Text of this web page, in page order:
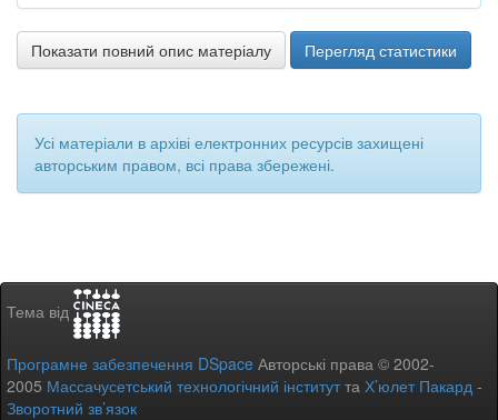
Показати повний опис матеріалу Перегляд статистики
Усі матеріали в архіві електронних ресурсів захищені
авторським правом, всі права збережені.
Тема від
Програмне забезпечення DSpace Авторські права © 2002-
2005 Массачусетський технологічний інститутта Х’юлет Пакард -
Зворотний зв’язок